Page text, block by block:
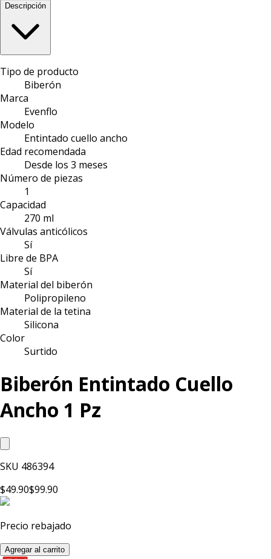
Descripción
Tipo de producto
Biberón
Marca
Evenflo
Modelo
Entintado cuello ancho
Edad recomendada
Desde los 3 meses
Número de piezas
1
Capacidad
270 ml
Válvulas anticólicos
Sí
Libre de BPA
Sí
Material del biberón
Polipropileno
Material de la tetina
Silicona
Color
Surtido
Biberón Entintado Cuello
Ancho 1 Pz
SKU 486394
$49.90$99.90
Precio rebajado
Agregar al carrito